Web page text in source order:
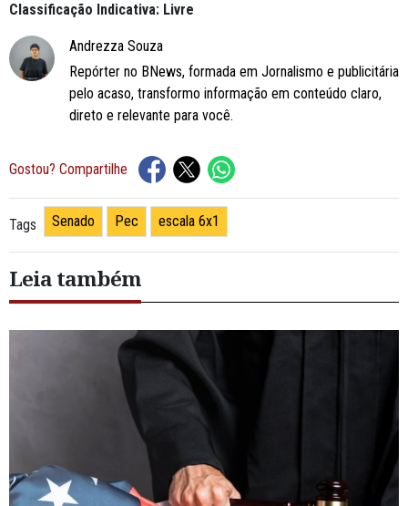
Classificação Indicativa: Livre
Andrezza Souza
Repórter no BNews, formada em Jornalismo e publicitária
pelo acaso, transformo informação em conteúdo claro,
direto e relevante para você.
Gostou? Compartilhe
Tags Senado Pec escala 6x1
Leia também